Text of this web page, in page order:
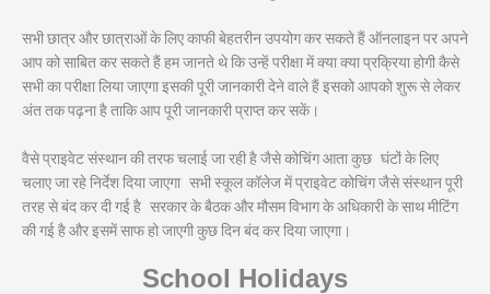
सभी छात्र और छात्राओं के लिए काफी बेहतरीन उपयोग कर सकते हैं ऑनलाइन पर अपने
आप को साबित कर सकते हैं हम जानते थे कि उन्हें परीक्षा में क्या क्या प्रक्रिया होगी कैसे
सभी का परीक्षा लिया जाएगा इसकी पूरी जानकारी देने वाले हैं इसको आपको शुरू से लेकर
अंत तक पढ़ना है ताकि आप पूरी जानकारी प्राप्त कर सकें।
वैसे प्राइवेट संस्थान की तरफ चलाई जा रही है जैसे कोचिंग आता कुछ घंटों के लिए
चलाए जा रहे निर्देश दिया जाएगा सभी स्कूल कॉलेज में प्राइवेट कोचिंग जैसे संस्थान पूरी
तरह से बंद कर दी गई है सरकार के बैठक और मौसम विभाग के अधिकारी के साथ मीटिंग
की गई है और इसमें साफ हो जाएगी कुछ दिन बंद कर दिया जाएगा।
School Holidays